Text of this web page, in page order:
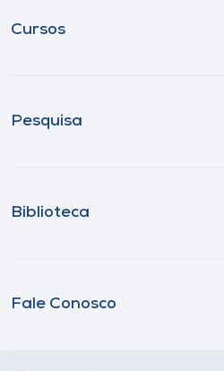
Cursos
Pesquisa
Biblioteca
Fale Conosco